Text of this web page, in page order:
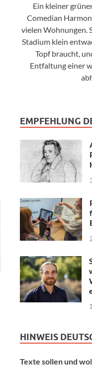
Ein kleiner
Comedian
vielen Wohnungen.
Stadium klein
Topf braucht,
Entfaltung einer
EMPFEHLUNG
HINWEIS
Texte sollen und